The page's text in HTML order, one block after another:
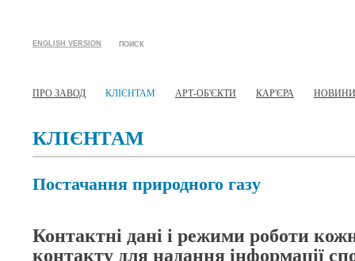
ENGLISH VERSION ПОИСК
ПРО ЗАВОД КЛІЄНТАМ АРТ-ОБ'ЄКТИ КАР'ЄРА НОВИНИ
КЛІЄНТАМ
Постачання природного газу
Контактні дані і режими роботи
контакту для надання інформації